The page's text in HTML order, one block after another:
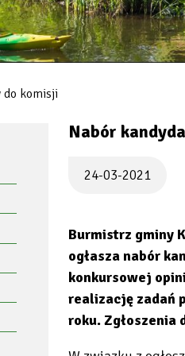
do komisji
Nabór
24-03-2021
Burmistrz gminy
ogłasza nabór
konkursowej
realizację zadań
roku. Zgłoszenia